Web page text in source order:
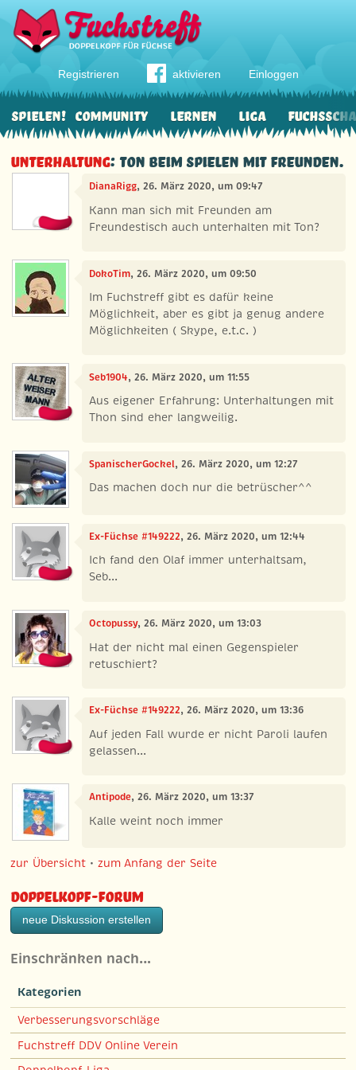
Registrieren aktivieren Einloggen
Community Lernen Liga
Spielen!
Unterhaltung: Ton beim spielen mit Freunden.
DianaRigg, 26. März 2020, um 09:47
Kann man sich mit Freunden am
Freundestisch auch unterhalten mit Ton?
DokoTim, 26. März 2020, um 09:50
Im Fuchstreff gibt es dafür keine
Möglichkeit, aber es gibt ja genug andere
Möglichkeiten ( Skype, e.t.c. )
Seb1904, 26. März 2020, um 11:55
Aus eigener Erfahrung: Unterhaltungen mit
Thon sind eher langweilig.
SpanischerGockel, 26. März 2020, um 12:27
Das machen doch nur die betrüscher^^
Ex-Füchse #149222, 26. März 2020, um 12:44
Ich fand den Olaf immer unterhaltsam,
Seb...
Octopussy, 26. März 2020, um 13:03
Hat der nicht mal einen Gegenspieler
retuschiert?
Ex-Füchse #149222, 26. März 2020, um 13:36
Auf jeden Fall wurde er nicht Paroli laufen
gelassen...
Antipode, 26. März 2020, um 13:37
Kalle weint noch immer
zur Übersicht •zum Anfang der Seite
Doppelkopf-Forum
neue Diskussion erstellen
Einschränken nach…
Kategorien
Verbesserungsvorschläge
Fuchstreff DDV Online Verein